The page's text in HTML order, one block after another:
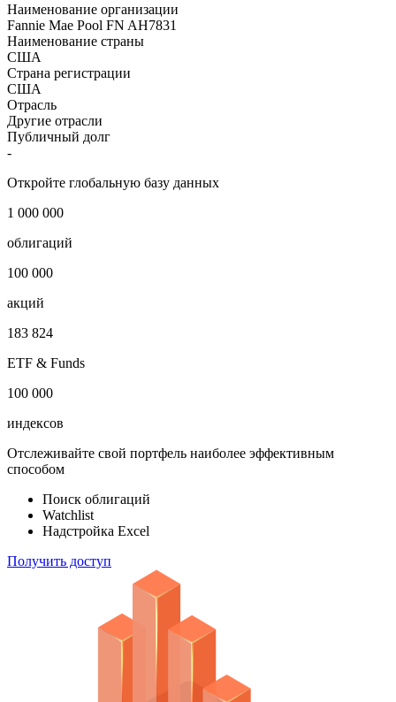
Наименование организации
Fannie Mae Pool FN AH7831
Наименование страны
США
Страна регистрации
США
Отрасль
Другие отрасли
Публичный долг
-
Откройте глобальную базу данных
1 000 000
облигаций
100 000
акций
183 824
ETF & Funds
100 000
индексов
Отслеживайте свой портфель наиболее эффективным
способом
Поиск облигаций
Watchlist
Надстройка Excel
Получить доступ